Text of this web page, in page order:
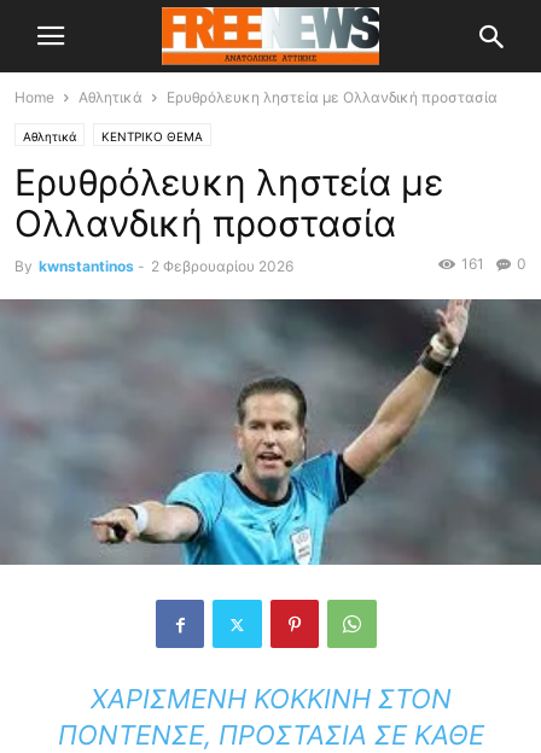
Home Αθλητικά Ερυθρόλευκη ληστεία με Ολλανδική προστασία
Αθλητικά ΚΕΝΤΡΙΚΟ ΘΕΜΑ
Ερυθρόλευκη ληστεία με
Ολλανδική προστασία
By kwnstantinos - 2 Φεβρουαρίου 2026 0
161
ΧΑΡΙΣΜΕΝΗ ΚΟΚΚΙΝΗ ΣΤΟΝ
ΠΟΝΤΕΝΣΕ, ΠΡΟΣΤΑΣΙΑ ΣΕ ΚΑΘΕ